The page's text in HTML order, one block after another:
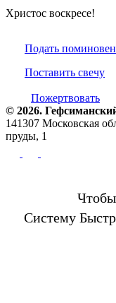
Христос воскресе!
Подать
Поставить свечу
Пожертвовать
© 2026.
141307 Московская
пруды, 1
Чтобы
Систему